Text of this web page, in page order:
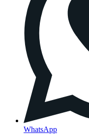
WhatsApp